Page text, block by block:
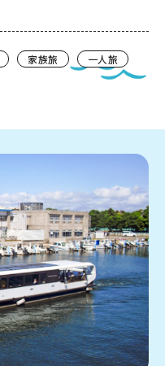
家族旅
一人旅